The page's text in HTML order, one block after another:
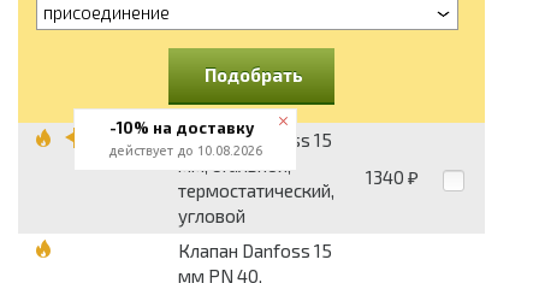
присоединение
Подобрать
Клапан Danfoss 15
мм, стальной,
термостатический,
угловой
1340 ₽
Клапан Danfoss 15
мм PN 40,
-10% на доставку
действует до 10.08.2026